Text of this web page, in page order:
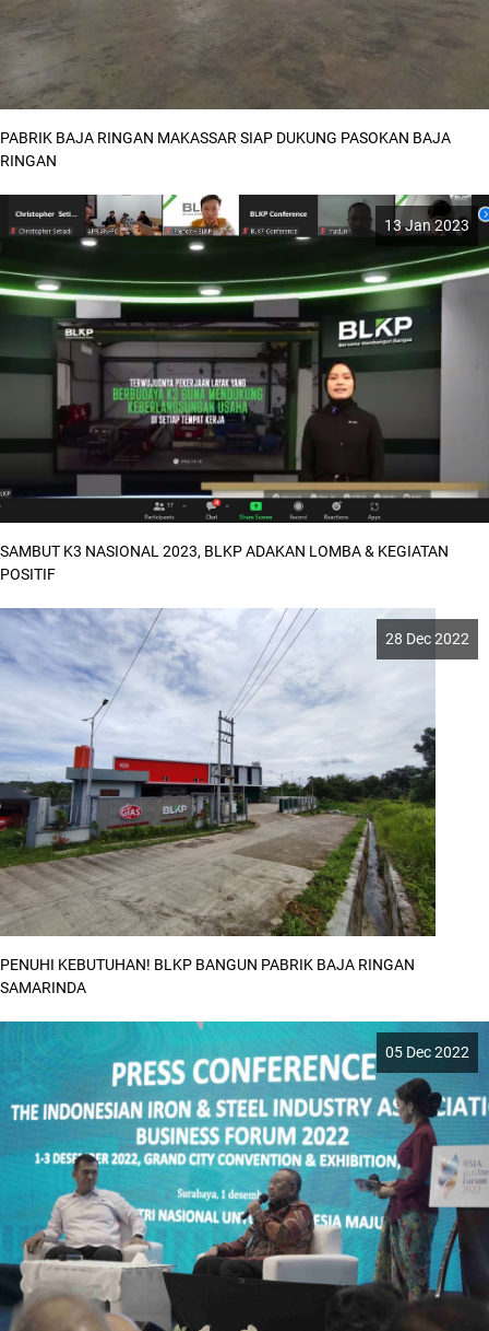
PABRIK BAJA RINGAN MAKASSAR SIAP DUKUNG PASOKAN BAJA
RINGAN
SAMBUT K3 NASIONAL 2023, BLKP ADAKAN LOMBA & KEGIATAN
POSITIF
13 Jan 2023
PENUHI KEBUTUHAN! BLKP BANGUN PABRIK BAJA RINGAN
SAMARINDA
28 Dec 2022
05 Dec 2022